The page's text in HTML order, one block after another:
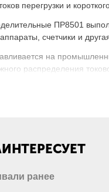
перегрузки и
ПР8501
счетчики и
на
распределения
и
ранее